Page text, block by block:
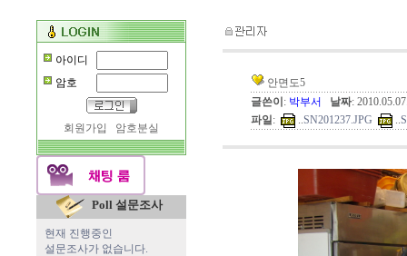
아이디
암호
회원가입 암호분실
Poll 설문조사
현재 진행중인
설문조사가 없습니다.
안면도5
글쓴이 : 박부서 날짜:
파일: ..SN201237.JPG ..